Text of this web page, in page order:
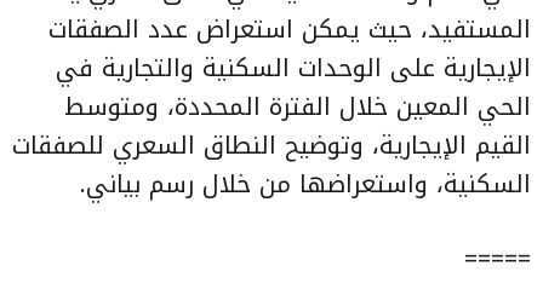
المستفيد، حيث يمكن استعراض عدد الصفقات
الإيجارية على الوحدات السكنية والتجارية في
الحي المعين خلال الفترة المحددة، ومتوسط
القيم الإيجارية، وتوضيح النطاق السعري للصفقات
السكنية، واستعراضها من خلال رسم بياني.
=====